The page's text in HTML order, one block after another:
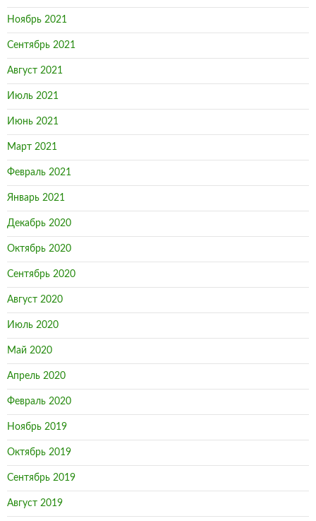
Ноябрь 2021
Сентябрь 2021
Август 2021
Июль 2021
Июнь 2021
Март 2021
Февраль 2021
Январь 2021
Декабрь 2020
Октябрь 2020
Сентябрь 2020
Август 2020
Июль 2020
Май 2020
Апрель 2020
Февраль 2020
Ноябрь 2019
Октябрь 2019
Сентябрь 2019
Август 2019